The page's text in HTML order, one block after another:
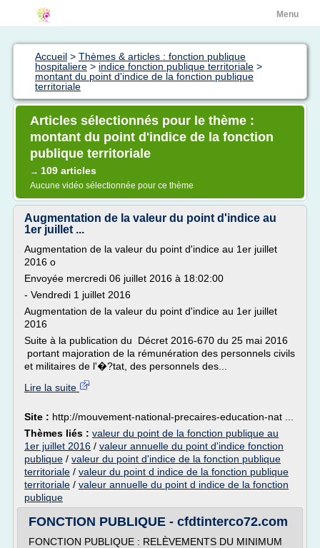
Menu
Accueil > Thèmes & articles : fonction publique
hospitaliere > indice fonction publique territoriale >
montant du point d'indice de la fonction publique
territoriale
Articles sélectionnés pour le thème :
montant du point d'indice de la fonction
publique territoriale
→ 109 articles
Aucune vidéo sélectionnée pour ce thème
Augmentation de la valeur du point d'indice au
1er juillet ...
Augmentation de la valeur du point d'indice au 1er juillet
2016 o
Envoyée mercredi 06 juillet 2016 à 18:02:00
- Vendredi 1 juillet 2016
Augmentation de la valeur du point d'indice au 1er juillet
2016
Suite à la publication du Décret 2016-670 du 25 mai 2016
portant majoration de la rémunération des personnels civils
et militaires de l'�?tat, des personnels des...
Lire la suite
Site : http://mouvement-national-precaires-education-nat ...
Thèmes liés : valeur du point de la fonction publique au
1er juillet 2016 / valeur annuelle du point d'indice fonction
publique / valeur du point d'indice de la fonction publique
territoriale / valeur du point d indice de la fonction publique
territoriale / valeur annuelle du point d indice de la fonction
publique
FONCTION PUBLIQUE - cfdtinterco72.com
FONCTION PUBLIQUE : RELÈVEMENTS DU MINIMUM